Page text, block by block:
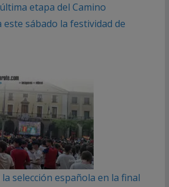
etapa del Camino
sábado la festividad de
selección española en la final